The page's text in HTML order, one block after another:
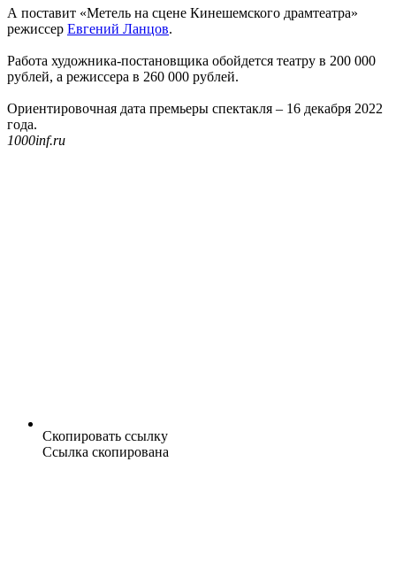
А поставит «Метель на сцене Кинешемского драмтеатра»
режиссер Евгений Ланцов.
Работа художника-постановщика обойдется театру в 200 000
рублей, а режиссера в 260 000 рублей.
Ориентировочная дата премьеры спектакля – 16 декабря 2022
года.
1000inf.ru
Скопировать ссылку
Ссылка скопирована